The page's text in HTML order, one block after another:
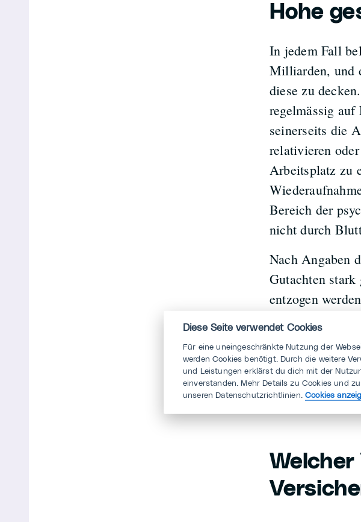
Hohe
In jedem Fall
Milliarden, und
diese zu
regelmässig auf
seinerseits die
relativieren
Arbeitsplatz zu
Bereich der
nicht durch
Nach Angaben
Gutachten stark
entzogen
arbeiten, und
medizinischen
detailliert
wenn man über
Diese Seite verwendet Cookies
Für eine uneingeschränkte Nutzung der
werden Cookies benötigt. Durch die weitere
und Leistungen erklärst du dich mit der
einverstanden. Mehr Details zu Cookies und
unseren Datenschutzrichtlinien.Cookies